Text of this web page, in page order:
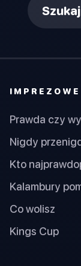
Szukaj
IMPREZOWE
Prawda czy
Nigdy
Kto
Kalambury
Co wolisz
Kings Cup